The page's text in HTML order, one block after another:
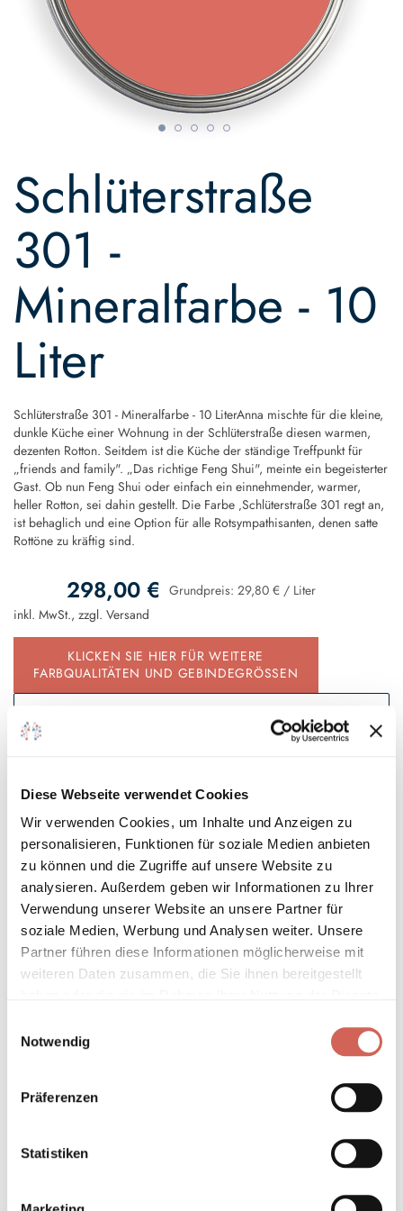
Diese Webseite verwendet Cookies
Wir verwenden Cookies, um Inhalte und Anzeigen zu
personalisieren, Funktionen für soziale Medien anbieten
zu können und die Zugriffe auf unsere Website zu
analysieren. Außerdem geben wir Informationen zu Ihrer
Verwendung unserer Website an unsere Partner für
soziale Medien, Werbung und Analysen weiter. Unsere
Partner führen diese Informationen möglicherweise mit
weiteren Daten zusammen, die Sie ihnen bereitgestellt
Notwendig
Präferenzen
Statistiken
Schlüterstraße
301 -
Mineralfarbe - 10
Liter
Schlüterstraße 301 - Mineralfarbe - 10 LiterAnna mischte für die kleine,
dunkle Küche einer Wohnung in der Schlüterstraße diesen warmen,
dezenten Rotton. Seitdem ist die Küche der ständige Treffpunkt für
„friends and family". „Das richtige Feng Shui", meinte ein begeisterter
Gast. Ob nun Feng Shui oder einfach ein einnehmender, warmer,
heller Rotton, sei dahin gestellt. Die Farbe ‚Schlüterstraße 301 regt an,
ist behaglich und eine Option für alle Rotsympathisanten, denen satte
Rottöne zu kräftig sind.
298,00 € Grundpreis: 29,80 € / Liter
inkl. MwSt., zzgl. Versand
KLICKEN SIE HIER FÜR WEITERE
FARBQUALITÄTEN UND GEBINDEGRÖSSEN
Sofort verfügbar, Lieferzeit 2 - 5 Tage*
Auf den Wunschzettel
* Gilt für Lieferungen innerhalb Deutschlands, Lieferzeiten für andere
Länder entnehmen Sie bitte unserenVersandinformationen
Technische Details und Hinweise
Hinweis zur Grundierung
the
beginning
the
images